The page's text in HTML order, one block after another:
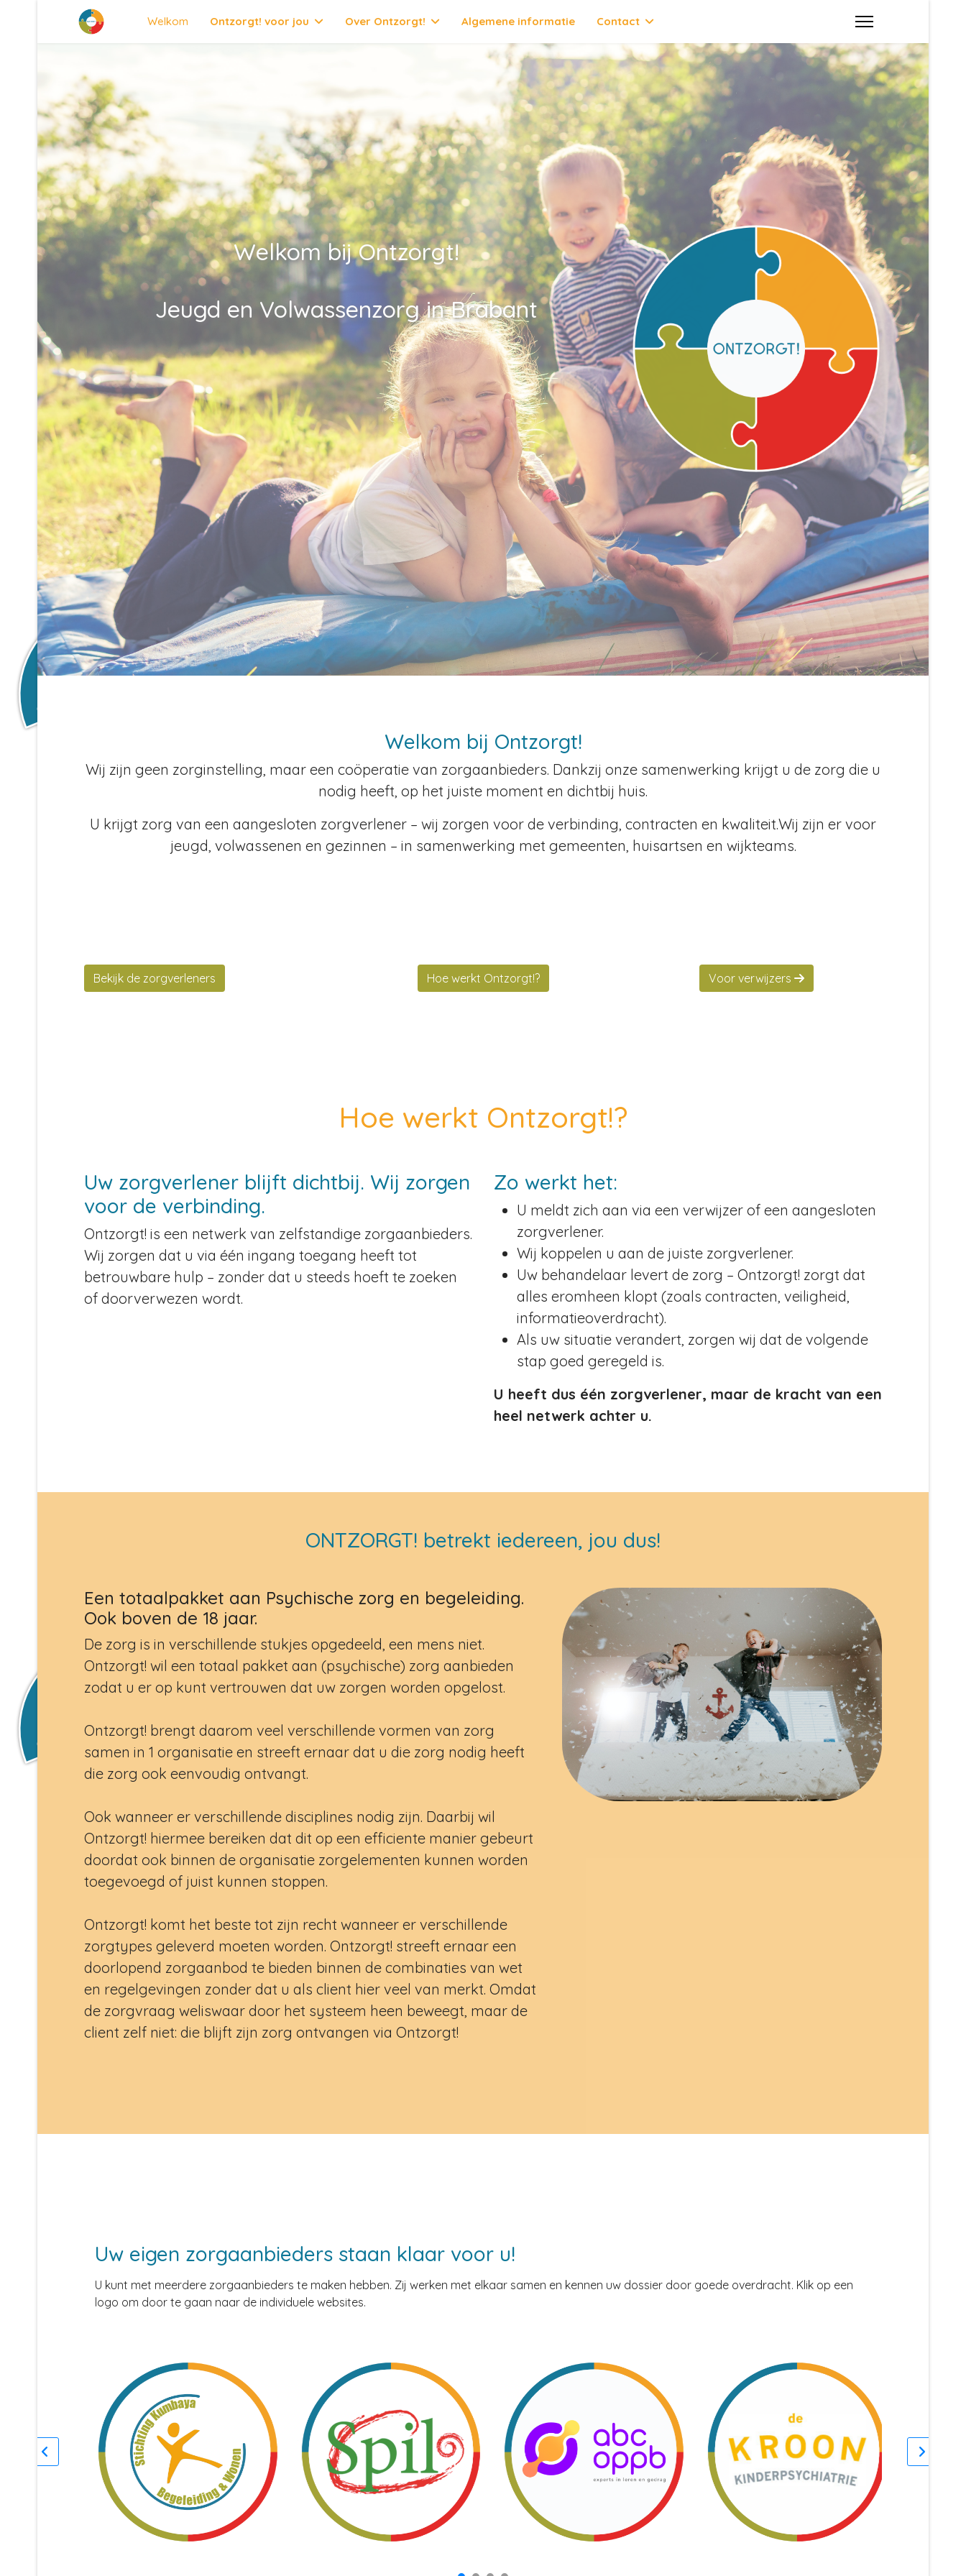
Welkom Ontzorgt! voor jou Over Ontzorgt! Algemene informatie Contact
Welkom bij Ontzorgt!
Jeugd en Volwassenzorg in Brabant
Welkom bij Ontzorgt!
Wij zijn geen zorginstelling, maar een coöperatie van zorgaanbieders. Dankzij onze samenwerking krijgt u de zorg die u
nodig heeft, op het juiste moment en dichtbij huis.
U krijgt zorg van een aangesloten zorgverlener – wij zorgen voor de verbinding, contracten en kwaliteit.Wij zijn er voor
jeugd, volwassenen en gezinnen – in samenwerking met gemeenten, huisartsen en wijkteams.
Bekijk de zorgverleners Hoe werkt Ontzorgt!? Voor verwijzers
Hoe werkt Ontzorgt!?
Uw zorgverlener blijft dichtbij. Wij zorgen
voor de verbinding.
Ontzorgt! is een netwerk van zelfstandige zorgaanbieders.
Wij zorgen dat u via één ingang toegang heeft tot
betrouwbare hulp – zonder dat u steeds hoeft te zoeken
of doorverwezen wordt.
Zo werkt het:
U meldt zich aan via een verwijzer of een aangesloten
zorgverlener.
Wij koppelen u aan de juiste zorgverlener.
Uw behandelaar levert de zorg – Ontzorgt! zorgt dat
alles eromheen klopt (zoals contracten, veiligheid,
informatieoverdracht).
Als uw situatie verandert, zorgen wij dat de volgende
stap goed geregeld is.
U heeft dus één zorgverlener, maar de kracht van een
heel netwerk achter u.
ONTZORGT! betrekt iedereen, jou dus!
Een totaalpakket aan Psychische zorg en begeleiding.
Ook boven de 18 jaar.
De zorg is in verschillende stukjes opgedeeld, een mens niet.
Ontzorgt! wil een totaal pakket aan (psychische) zorg aanbieden
zodat u er op kunt vertrouwen dat uw zorgen worden opgelost.
Ontzorgt! brengt daarom veel verschillende vormen van zorg
samen in 1 organisatie en streeft ernaar dat u die zorg nodig heeft
die zorg ook eenvoudig ontvangt.
Ook wanneer er verschillende disciplines nodig zijn. Daarbij wil
Ontzorgt! hiermee bereiken dat dit op een efficiente manier gebeurt
doordat ook binnen de organisatie zorgelementen kunnen worden
toegevoegd of juist kunnen stoppen.
Ontzorgt! komt het beste tot zijn recht wanneer er verschillende
zorgtypes geleverd moeten worden. Ontzorgt! streeft ernaar een
doorlopend zorgaanbod te bieden binnen de combinaties van wet
en regelgevingen zonder dat u als client hier veel van merkt. Omdat
de zorgvraag weliswaar door het systeem heen beweegt, maar de
client zelf niet: die blijft zijn zorg ontvangen via Ontzorgt!
Uw eigen zorgaanbieders staan klaar voor u!
U kunt met meerdere zorgaanbieders te maken hebben. Zij werken met elkaar samen en kennen uw dossier door goede overdracht. Klik op een
logo om door te gaan naar de individuele websites.